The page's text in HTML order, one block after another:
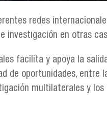
redes
investigación en otras
facilita y apoya la
de oportunidades, entre
multilaterales y